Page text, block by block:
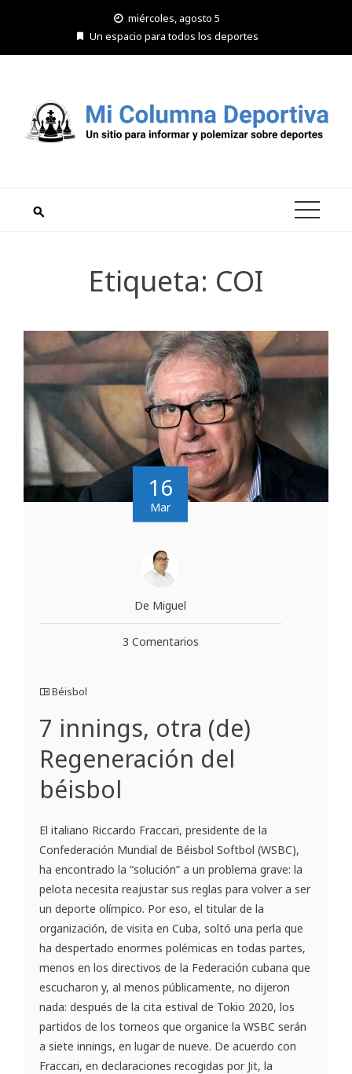
miércoles, agosto 5
Un espacio para todos los deportes
Etiqueta: COI
16
Mar
De Miguel
3 Comentarios
Béisbol
7 innings, otra (de)
Regeneración del
béisbol
El italiano Riccardo Fraccari, presidente de la
Confederación Mundial de Béisbol Softbol (WSBC),
ha encontrado la “solución” a un problema grave: la
pelota necesita reajustar sus reglas para volver a ser
un deporte olímpico. Por eso, el titular de la
organización, de visita en Cuba, soltó una perla que
ha despertado enormes polémicas en todas partes,
menos en los directivos de la Federación cubana que
escucharon y, al menos públicamente, no dijeron
nada: después de la cita estival de Tokio 2020, los
partidos de los torneos que organice la WSBC serán
a siete innings, en lugar de nueve. De acuerdo con
Fraccari, en declaraciones recogidas por Jit, la